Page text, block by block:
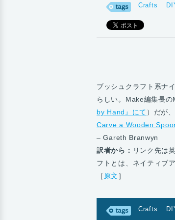
Crafts
ブッシュクラフト系ナ
らしい。Make編集長
by Hand』にて ）だが
Carve a Wooden
– Gareth Branwyn
訳者から： リンク先は
フトとは、ネイティブ
［ 原文 ］
Crafts